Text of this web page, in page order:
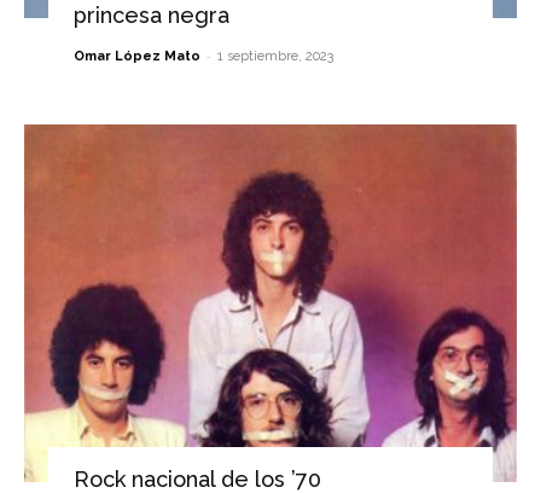
princesa negra
Omar López Mato - 1 septiembre, 2023
Rock nacional de los ’70